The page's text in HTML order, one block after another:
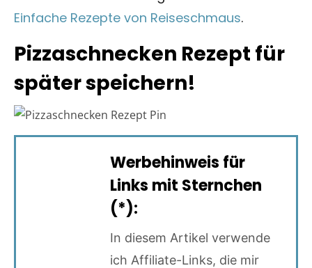
Einfache Rezepte von Reiseschmaus.
Pizzaschnecken Rezept für
später speichern!
Werbehinweis für
Links mit Sternchen
(*):
In diesem Artikel verwende
ich Affiliate-Links, die mir